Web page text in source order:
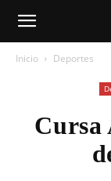
Inicio Deportes
Cursa